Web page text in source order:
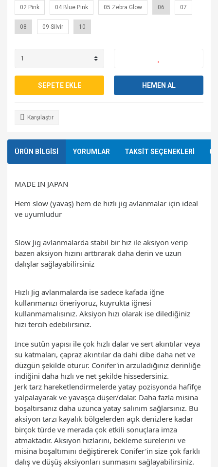
02 Pink 04 Blue Pink 05 Zebra Glow 06 07
08 09 Silvir 10
SEPETE EKLE HEMEN AL
Karşılaştır
ÜRÜN BİLGİSİ YORUMLAR TAKSİT SEÇENEKLERİ
MADE IN JAPAN
Hem slow (yavaş) hem de hızlı jig avlanmalar için ideal
ve uyumludur
Slow Jig avlanmalarda stabil bir hız ile aksiyon verip
bazen aksiyon hızını arttırarak daha derin ve uzun
dalışlar sağlayabilirsiniz
Hızlı Jig avlanmalarda ise sadece kafada iğne
kullanmanızı öneriyoruz, kuyrukta iğnesi
kullanmamalısınız. Aksiyon hızı olarak ise dilediğiniz
hızı tercih edebilirsiniz.
İnce sutün yapısı ile çok hızlı dalar ve sert akıntılar veya
su katmaları, çapraz akıntılar da dahi dibe daha net ve
düzgün şekilde oturur. Conifer'in arzuladığınız derinliğe
indiğini daha hızlı ve net şekilde hissedersiniz.
Jerk tarz hareketlendirmelerde yatay pozisyonda hafifçe
yalpalayarak ve yavaşça düşer/dalar. Daha fazla misina
boşaltırsanız daha uzunca yatay salınım sağlarsınız. Bu
aksiyon tarzı kayalık bölgelerden açık denizlere kadar
birçok türde ve merada çok etkili sonuçlara imza
atmaktadır. Aksiyon hızlarını, bekleme sürelerini ve
misina boşaltımını değiştirerek Conifer'in size çok farklı
dalış ve düşüş aksiyonları sunmasını sağlayabilirsiniz.